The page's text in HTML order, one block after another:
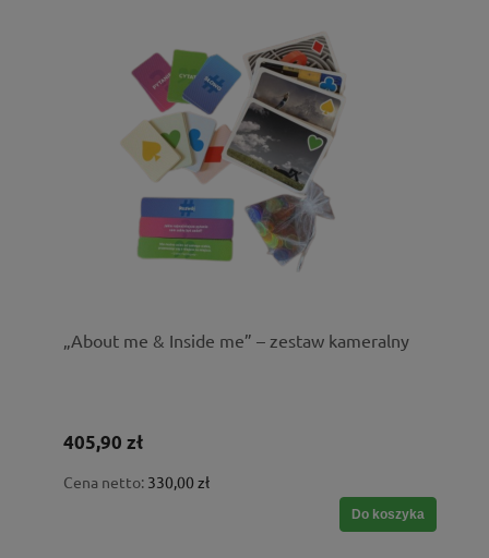
„About me & Inside me” – zestaw kameralny
405,90 zł
Cena netto: 330,00 zł
Do koszyka